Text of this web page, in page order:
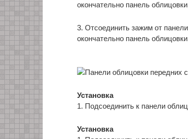
окончательно панель
3. Отсоединить зажим от
окончательно панель
Установка
1. Подсоединить к панели
Установка